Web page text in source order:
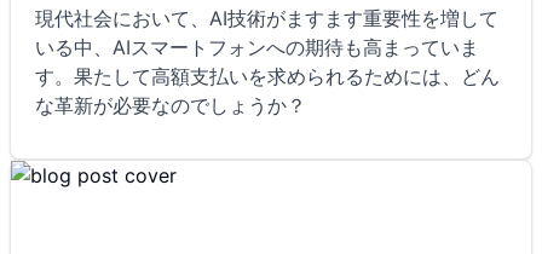
現代社会において、AI技術がますます重要性を増して
いる中、AIスマートフォンへの期待も高まっていま
す。果たして高額支払いを求められるためには、どん
な革新が必要なのでしょうか？